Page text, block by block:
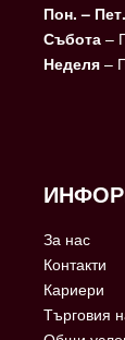
Пон. – Пет.
Събота –
Неделя –
За нас
Контакти
Кариери
Търговия